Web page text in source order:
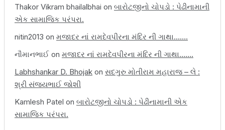
Thakor Vikram bhailalbhai on બારોટજીનો ચોપડો : પેઢીનામાની
એક સામાજિક પરંપરા.
nitin2013 on મજાદર નાં રામદેવપીરના મંદિર ની ગાથા…….
નૌમાનભાઈ on મજાદર નાં રામદેવપીરના મંદિર ની ગાથા…….
Labhshankar D. Bhojak on સદગુરુ મોતીરામ મહારાજ – લે :
શ્રી સંજયભાઈ જોશી
Kamlesh Patel on બારોટજીનો ચોપડો : પેઢીનામાની એક
સામાજિક પરંપરા.